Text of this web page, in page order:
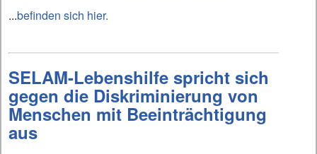
...befinden sich hier.
SELAM-Lebenshilfe spricht sich
gegen die Diskriminierung von
Menschen mit Beeinträchtigung
aus